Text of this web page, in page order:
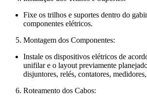
Fixe os trilhos e suportes dentro do
componentes elétricos.
Montagem dos Componentes:
Instale os dispositivos elétricos de
unifilar e o layout previamente
disjuntores, relés, contatores,
Roteamento dos Cabos: